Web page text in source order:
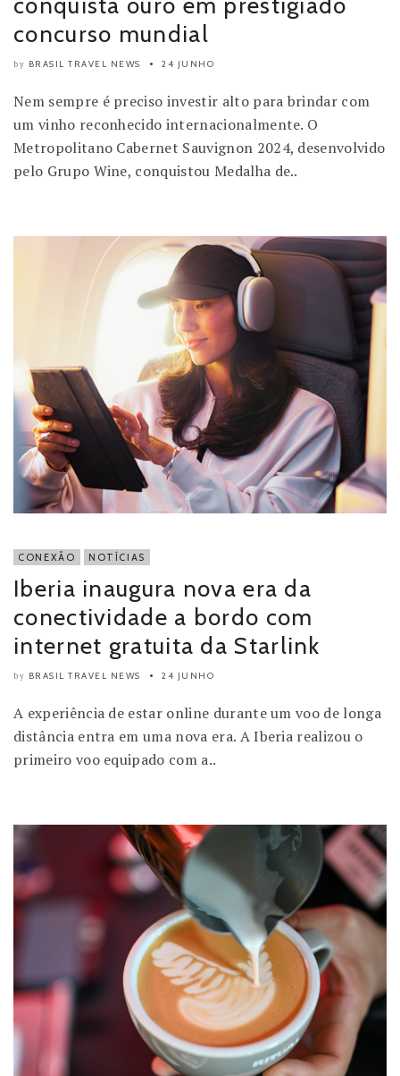
concurso mundial
by BRASIL TRAVEL NEWS 24 JUNHO
Nem sempre é preciso investir alto para brindar com
um vinho reconhecido internacionalmente. O
Metropolitano Cabernet Sauvignon 2024, desenvolvido
pelo Grupo Wine, conquistou Medalha de..
CONEXÃO NOTÍCIAS
Iberia inaugura nova era da
conectividade a bordo com
internet gratuita da Starlink
by BRASIL TRAVEL NEWS 24 JUNHO
A experiência de estar online durante um voo de longa
distância entra em uma nova era. A Iberia realizou o
primeiro voo equipado com a..